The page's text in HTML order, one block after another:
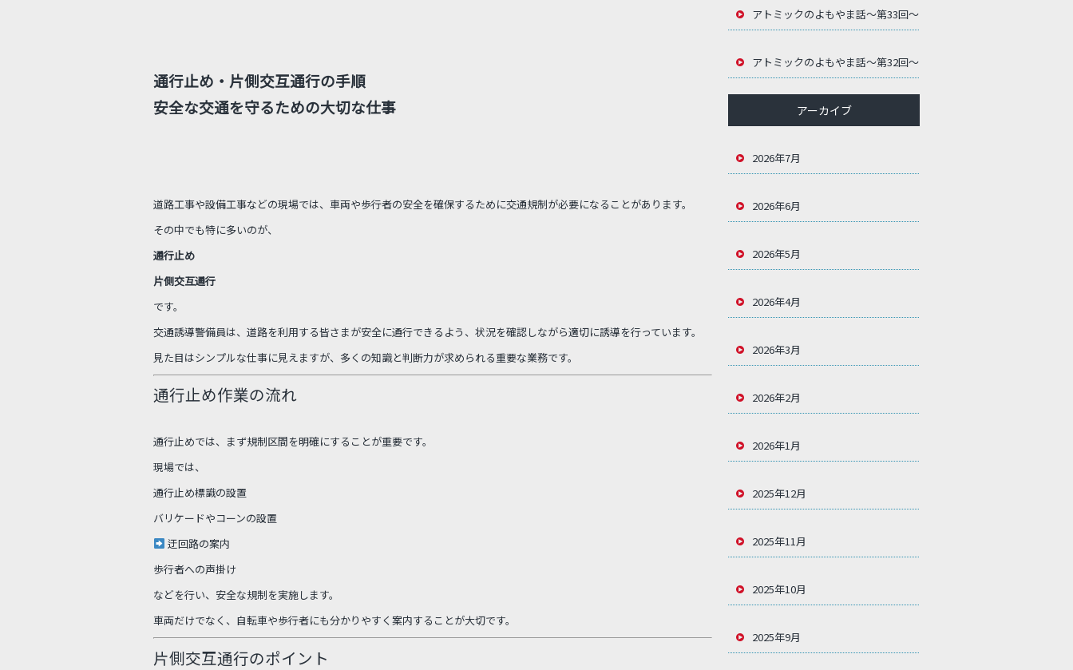
通行止め・片側交互通行の手順
安全な交通を守るための大切な仕事
道路工事や設備工事などの現場では、車両や歩行者の安全を確保するために交通規制が必要になることがあります。
その中でも特に多いのが、
通行止め
片側交互通行
です。
交通誘導警備員は、道路を利用する皆さまが安全に通行できるよう、状況を確認しながら適切に誘導を行っています。
見た目はシンプルな仕事に見えますが、多くの知識と判断力が求められる重要な業務です。
通行止め作業の流れ
通行止めでは、まず規制区間を明確にすることが重要です。
現場では、
通行止め標識の設置
バリケードやコーンの設置
迂回路の案内
歩行者への声掛け
などを行い、安全な規制を実施します。
車両だけでなく、自転車や歩行者にも分かりやすく案内することが大切です。
片側交互通行のポイント
アトミックのよもやま話～第33回～
アトミックのよもやま話～第32回～
アーカイブ
2026年7月
2026年6月
2026年5月
2026年4月
2026年3月
2026年2月
2026年1月
2025年12月
2025年11月
2025年10月
2025年9月